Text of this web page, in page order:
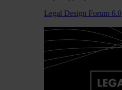
Legal Design Forum 6.0